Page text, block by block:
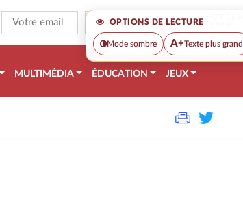
OPTIONS DE LECTURE
Mode sombre A+Texte plus grand
MULTIMÉDIA ÉDUCATION JEUX